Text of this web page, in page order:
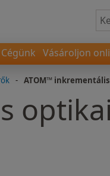
Cégünk Vásároljon
- ATOM™
optikai